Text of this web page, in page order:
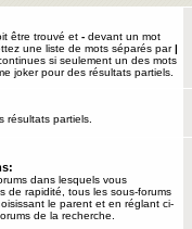
être trouvé et - devant un mot
une liste de mots séparés par|
si seulement un des mots
joker pour des résultats partiels.
résultats partiels.
dans lesquels vous
de rapidité, tous les sous-forums
le parent et en réglant ci-
de la recherche.